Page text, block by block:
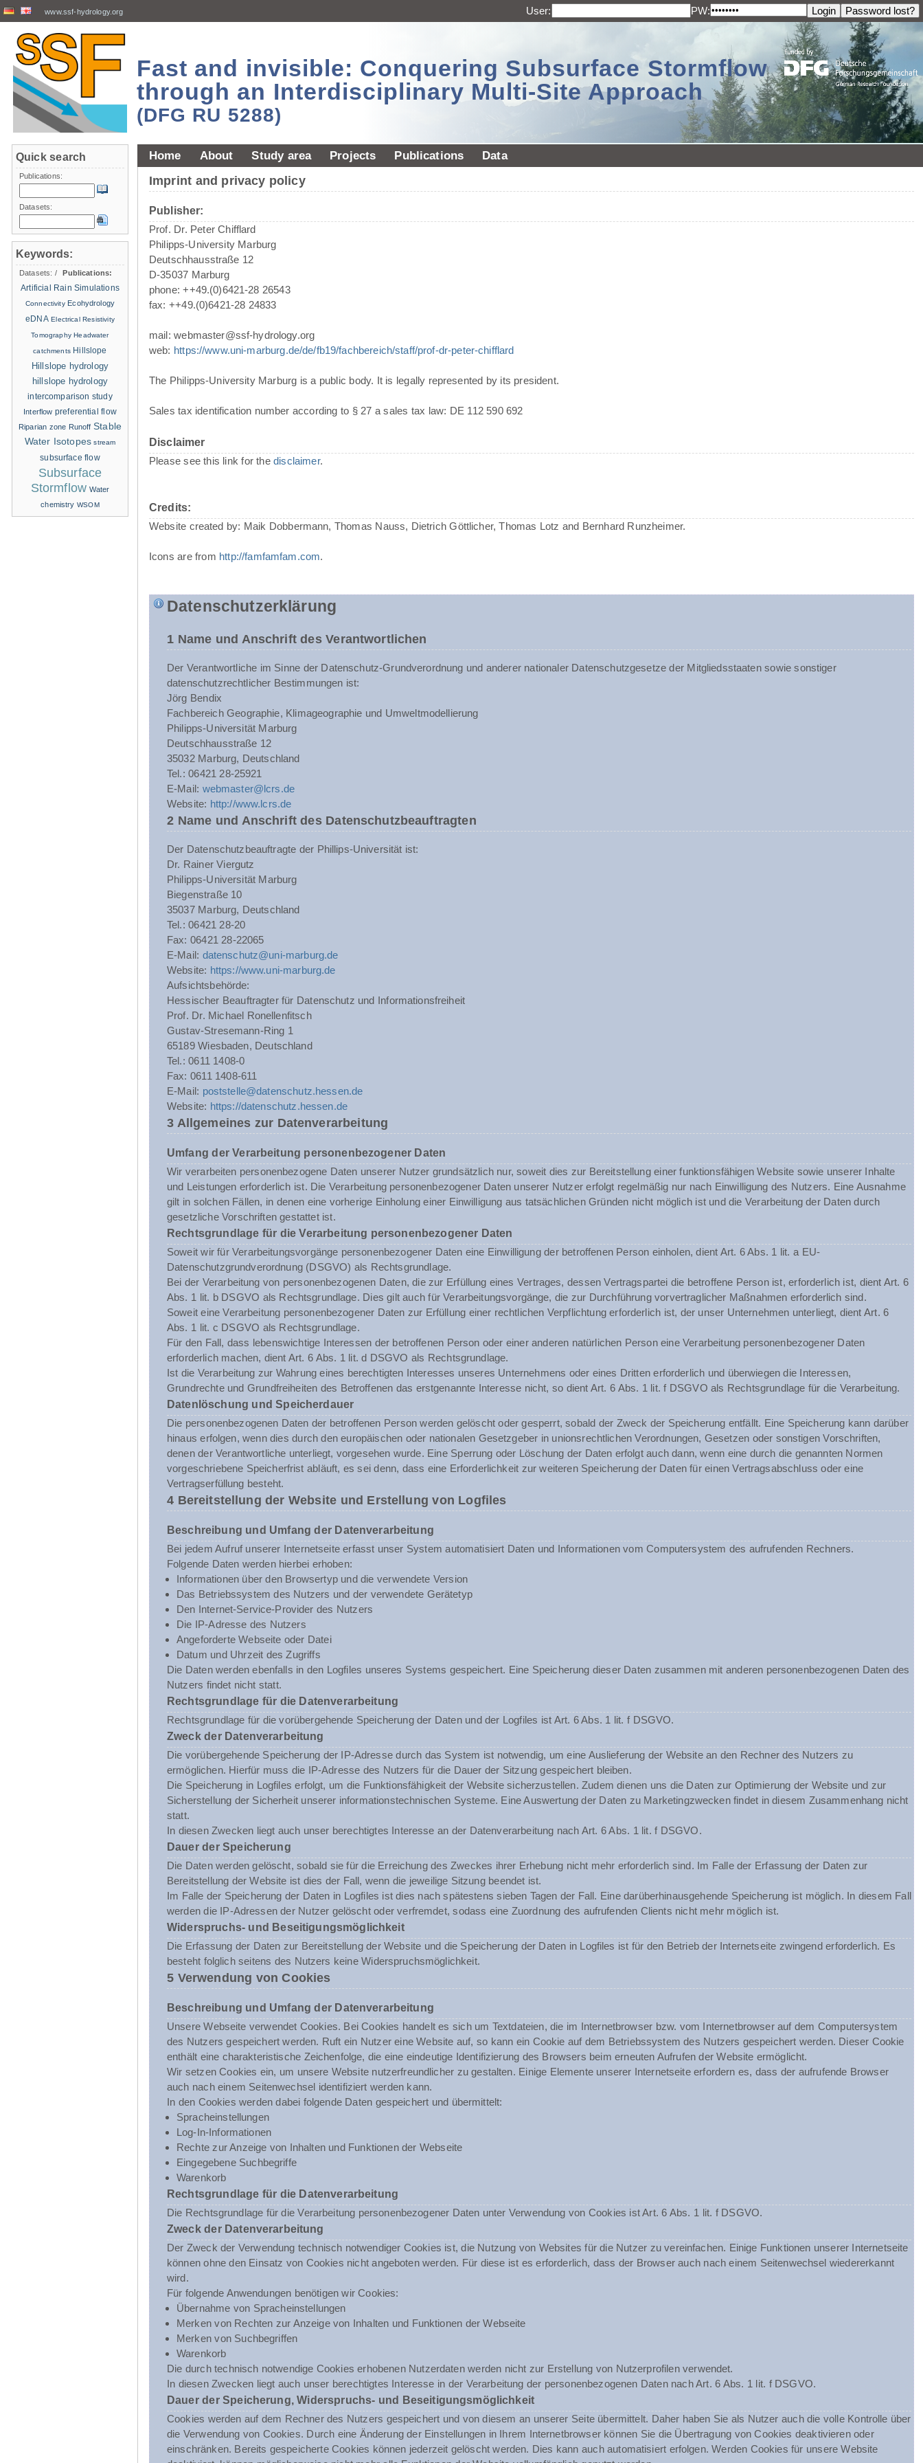
www.ssf-hydrology.org User: PW:
Fast and invisible: Conquering Subsurface Stormflow
through an Interdisciplinary Multi-Site Approach
(DFG RU 5288)
Home About Study area Projects Publications Data
Imprint and privacy policy
Publisher:
Prof. Dr. Peter Chifflard
Philipps-University Marburg
Deutschhausstraße 12
D-35037 Marburg
phone: ++49.(0)6421-28 26543
fax: ++49.(0)6421-28 24833
mail: webmaster@ssf-hydrology.org
web: https://www.uni-marburg.de/de/fb19/fachbereich/staff/prof-dr-peter-chifflard
The Philipps-University Marburg is a public body. It is legally represented by its president.
Sales tax identification number according to § 27 a sales tax law: DE 112 590 692
Disclaimer
Please see this link for thedisclaimer.
Credits:
Website created by: Maik Dobbermann, Thomas Nauss, Dietrich Göttlicher, Thomas Lotz and Bernhard Runzheimer.
Icons are from http://famfamfam.com.
Datenschutzerklärung
1 Name und Anschrift des Verantwortlichen
Der Verantwortliche im Sinne der Datenschutz-Grundverordnung und anderer nationaler Datenschutzgesetze der Mitgliedsstaaten sowie sonstiger
datenschutzrechtlicher Bestimmungen ist:
Jörg Bendix
Fachbereich Geographie, Klimageographie und Umweltmodellierung
Philipps-Universität Marburg
Deutschhausstraße 12
35032 Marburg, Deutschland
Tel.: 06421 28-25921
E-Mail: webmaster@lcrs.de
Website: http://www.lcrs.de
2 Name und Anschrift des Datenschutzbeauftragten
Der Datenschutzbeauftragte der Phillips-Universität ist:
Dr. Rainer Viergutz
Philipps-Universität Marburg
Biegenstraße 10
35037 Marburg, Deutschland
Tel.: 06421 28-20
Fax: 06421 28-22065
E-Mail: datenschutz@uni-marburg.de
Website: https://www.uni-marburg.de
Aufsichtsbehörde:
Hessischer Beauftragter für Datenschutz und Informationsfreiheit
Prof. Dr. Michael Ronellenfitsch
Gustav-Stresemann-Ring 1
65189 Wiesbaden, Deutschland
Tel.: 0611 1408-0
Fax: 0611 1408-611
E-Mail: poststelle@datenschutz.hessen.de
Website: https://datenschutz.hessen.de
3 Allgemeines zur Datenverarbeitung
Umfang der Verarbeitung personenbezogener Daten
Wir verarbeiten personenbezogene Daten unserer Nutzer grundsätzlich nur, soweit dies zur Bereitstellung einer funktionsfähigen Website sowie unserer Inhalte
und Leistungen erforderlich ist. Die Verarbeitung personenbezogener Daten unserer Nutzer erfolgt regelmäßig nur nach Einwilligung des Nutzers. Eine Ausnahme
gilt in solchen Fällen, in denen eine vorherige Einholung einer Einwilligung aus tatsächlichen Gründen nicht möglich ist und die Verarbeitung der Daten durch
gesetzliche Vorschriften gestattet ist.
Rechtsgrundlage für die Verarbeitung personenbezogener Daten
Soweit wir für Verarbeitungsvorgänge personenbezogener Daten eine Einwilligung der betroffenen Person einholen, dient Art. 6 Abs. 1 lit. a EU-
Datenschutzgrundverordnung (DSGVO) als Rechtsgrundlage.
Bei der Verarbeitung von personenbezogenen Daten, die zur Erfüllung eines Vertrages, dessen Vertragspartei die betroffene Person ist, erforderlich ist, dient Art. 6
Abs. 1 lit. b DSGVO als Rechtsgrundlage. Dies gilt auch für Verarbeitungsvorgänge, die zur Durchführung vorvertraglicher Maßnahmen erforderlich sind.
Soweit eine Verarbeitung personenbezogener Daten zur Erfüllung einer rechtlichen Verpflichtung erforderlich ist, der unser Unternehmen unterliegt, dient Art. 6
Abs. 1 lit. c DSGVO als Rechtsgrundlage.
Für den Fall, dass lebenswichtige Interessen der betroffenen Person oder einer anderen natürlichen Person eine Verarbeitung personenbezogener Daten
erforderlich machen, dient Art. 6 Abs. 1 lit. d DSGVO als Rechtsgrundlage.
Ist die Verarbeitung zur Wahrung eines berechtigten Interesses unseres Unternehmens oder eines Dritten erforderlich und überwiegen die Interessen,
Grundrechte und Grundfreiheiten des Betroffenen das erstgenannte Interesse nicht, so dient Art. 6 Abs. 1 lit. f DSGVO als Rechtsgrundlage für die Verarbeitung.
Datenlöschung und Speicherdauer
Die personenbezogenen Daten der betroffenen Person werden gelöscht oder gesperrt, sobald der Zweck der Speicherung entfällt. Eine Speicherung kann darüber
hinaus erfolgen, wenn dies durch den europäischen oder nationalen Gesetzgeber in unionsrechtlichen Verordnungen, Gesetzen oder sonstigen Vorschriften,
denen der Verantwortliche unterliegt, vorgesehen wurde. Eine Sperrung oder Löschung der Daten erfolgt auch dann, wenn eine durch die genannten Normen
vorgeschriebene Speicherfrist abläuft, es sei denn, dass eine Erforderlichkeit zur weiteren Speicherung der Daten für einen Vertragsabschluss oder eine
Vertragserfüllung besteht.
4 Bereitstellung der Website und Erstellung von Logfiles
Beschreibung und Umfang der Datenverarbeitung
Bei jedem Aufruf unserer Internetseite erfasst unser System automatisiert Daten und Informationen vom Computersystem des aufrufenden Rechners.
Folgende Daten werden hierbei erhoben:
Informationen über den Browsertyp und die verwendete Version
Das Betriebssystem des Nutzers und der verwendete Gerätetyp
Den Internet-Service-Provider des Nutzers
Die IP-Adresse des Nutzers
Angeforderte Webseite oder Datei
Datum und Uhrzeit des Zugriffs
Die Daten werden ebenfalls in den Logfiles unseres Systems gespeichert. Eine Speicherung dieser Daten zusammen mit anderen personenbezogenen Daten des
Nutzers findet nicht statt.
Rechtsgrundlage für die Datenverarbeitung
Rechtsgrundlage für die vorübergehende Speicherung der Daten und der Logfiles ist Art. 6 Abs. 1 lit. f DSGVO.
Zweck der Datenverarbeitung
Die vorübergehende Speicherung der IP-Adresse durch das System ist notwendig, um eine Auslieferung der Website an den Rechner des Nutzers zu
ermöglichen. Hierfür muss die IP-Adresse des Nutzers für die Dauer der Sitzung gespeichert bleiben.
Die Speicherung in Logfiles erfolgt, um die Funktionsfähigkeit der Website sicherzustellen. Zudem dienen uns die Daten zur Optimierung der Website und zur
Sicherstellung der Sicherheit unserer informationstechnischen Systeme. Eine Auswertung der Daten zu Marketingzwecken findet in diesem Zusammenhang nicht
statt.
In diesen Zwecken liegt auch unser berechtigtes Interesse an der Datenverarbeitung nach Art. 6 Abs. 1 lit. f DSGVO.
Dauer der Speicherung
Die Daten werden gelöscht, sobald sie für die Erreichung des Zweckes ihrer Erhebung nicht mehr erforderlich sind. Im Falle der Erfassung der Daten zur
Bereitstellung der Website ist dies der Fall, wenn die jeweilige Sitzung beendet ist.
Im Falle der Speicherung der Daten in Logfiles ist dies nach spätestens sieben Tagen der Fall. Eine darüberhinausgehende Speicherung ist möglich. In diesem Fall
werden die IP-Adressen der Nutzer gelöscht oder verfremdet, sodass eine Zuordnung des aufrufenden Clients nicht mehr möglich ist.
Widerspruchs- und Beseitigungsmöglichkeit
Die Erfassung der Daten zur Bereitstellung der Website und die Speicherung der Daten in Logfiles ist für den Betrieb der Internetseite zwingend erforderlich. Es
besteht folglich seitens des Nutzers keine Widerspruchsmöglichkeit.
5 Verwendung von Cookies
Beschreibung und Umfang der Datenverarbeitung
Unsere Webseite verwendet Cookies. Bei Cookies handelt es sich um Textdateien, die im Internetbrowser bzw. vom Internetbrowser auf dem Computersystem
des Nutzers gespeichert werden. Ruft ein Nutzer eine Website auf, so kann ein Cookie auf dem Betriebssystem des Nutzers gespeichert werden. Dieser Cookie
enthält eine charakteristische Zeichenfolge, die eine eindeutige Identifizierung des Browsers beim erneuten Aufrufen der Website ermöglicht.
Wir setzen Cookies ein, um unsere Website nutzerfreundlicher zu gestalten. Einige Elemente unserer Internetseite erfordern es, dass der aufrufende Browser
auch nach einem Seitenwechsel identifiziert werden kann.
In den Cookies werden dabei folgende Daten gespeichert und übermittelt:
Spracheinstellungen
Log-In-Informationen
Rechte zur Anzeige von Inhalten und Funktionen der Webseite
Eingegebene Suchbegriffe
Warenkorb
Rechtsgrundlage für die Datenverarbeitung
Die Rechtsgrundlage für die Verarbeitung personenbezogener Daten unter Verwendung von Cookies ist Art. 6 Abs. 1 lit. f DSGVO.
Zweck der Datenverarbeitung
Der Zweck der Verwendung technisch notwendiger Cookies ist, die Nutzung von Websites für die Nutzer zu vereinfachen. Einige Funktionen unserer Internetseite
können ohne den Einsatz von Cookies nicht angeboten werden. Für diese ist es erforderlich, dass der Browser auch nach einem Seitenwechsel wiedererkannt
wird.
Für folgende Anwendungen benötigen wir Cookies:
Übernahme von Spracheinstellungen
Merken von Rechten zur Anzeige von Inhalten und Funktionen der Webseite
Merken von Suchbegriffen
Warenkorb
Die durch technisch notwendige Cookies erhobenen Nutzerdaten werden nicht zur Erstellung von Nutzerprofilen verwendet.
In diesen Zwecken liegt auch unser berechtigtes Interesse in der Verarbeitung der personenbezogenen Daten nach Art. 6 Abs. 1 lit. f DSGVO.
Dauer der Speicherung, Widerspruchs- und Beseitigungsmöglichkeit
Cookies werden auf dem Rechner des Nutzers gespeichert und von diesem an unserer Seite übermittelt. Daher haben Sie als Nutzer auch die volle Kontrolle über
die Verwendung von Cookies. Durch eine Änderung der Einstellungen in Ihrem Internetbrowser können Sie die Übertragung von Cookies deaktivieren oder
einschränken. Bereits gespeicherte Cookies können jederzeit gelöscht werden. Dies kann auch automatisiert erfolgen. Werden Cookies für unsere Website
Quick search
Publications:
Datasets:
Keywords:
Datasets: /
Publications:
Artificial Rain Simulations
Connectivity Ecohydrology
eDNA Electrical Resistivity
Tomography Headwater
catchments Hillslope
Hillslope hydrology
hillslope hydrology
intercomparison study
Interflow preferential flow
Riparian zone Runoff Stable
Water Isotopes stream
subsurface flow
Subsurface
Stormflow Water
chemistry WSOM